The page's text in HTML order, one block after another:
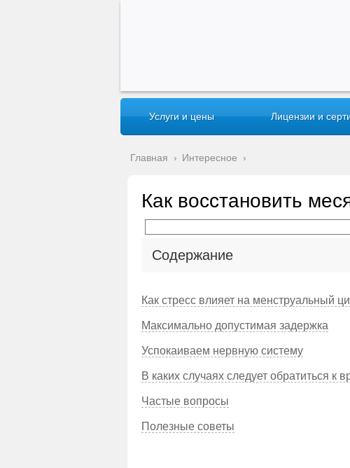
Услуги и цены Лицензии и
Главная › Интересное ›
Как восстановить
Содержание
Как стресс влияет на менструальный
Максимально допустимая задержка
Успокаиваем нервную систему
В каких случаях следует обратиться к
Частые вопросы
Полезные советы